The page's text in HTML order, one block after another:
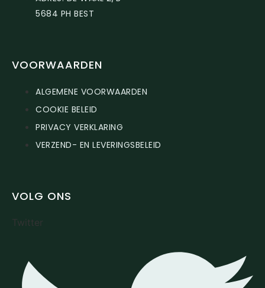
5684 PH BEST
VOORWAARDEN
ALGEMENE VOORWAARDEN
COOKIE BELEID
PRIVACY VERKLARING
VERZEND- EN LEVERINGSBELEID
VOLG ONS
Twitter